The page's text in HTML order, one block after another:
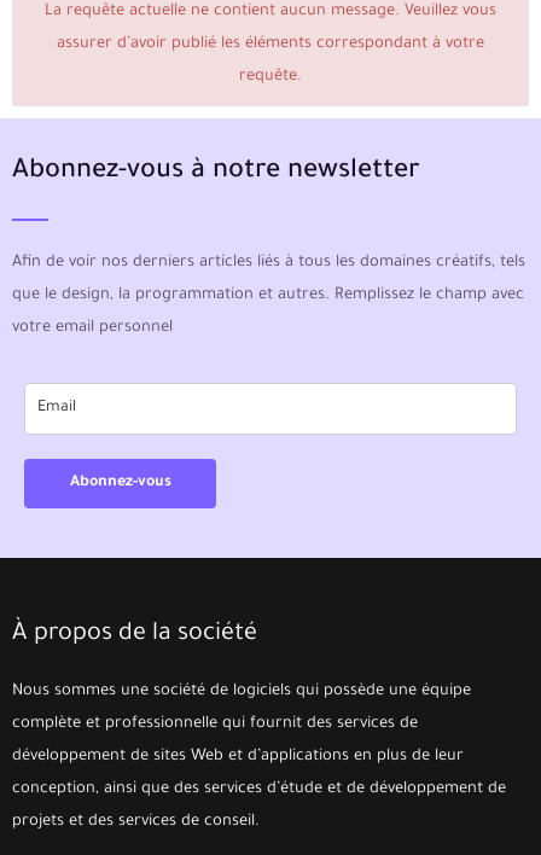
La requête actuelle ne contient aucun message. Veuillez vous
assurer d’avoir publié les éléments correspondant à votre
requête.
Abonnez-vous à notre newsletter
Afin de voir nos derniers articles liés à tous les domaines créatifs, tels
que le design, la programmation et autres. Remplissez le champ avec
votre email personnel
Abonnez-vous
À propos de la société
Nous sommes une société de logiciels qui possède une équipe
complète et professionnelle qui fournit des services de
développement de sites Web et d’applications en plus de leur
conception, ainsi que des services d’étude et de développement de
projets et des services de conseil.